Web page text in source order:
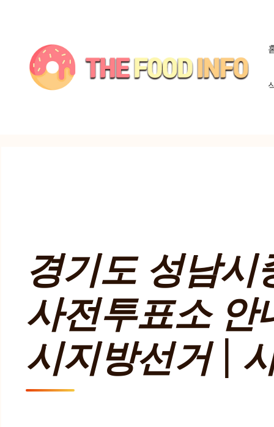
경기도 성남
사전투표소
시지방선거 |